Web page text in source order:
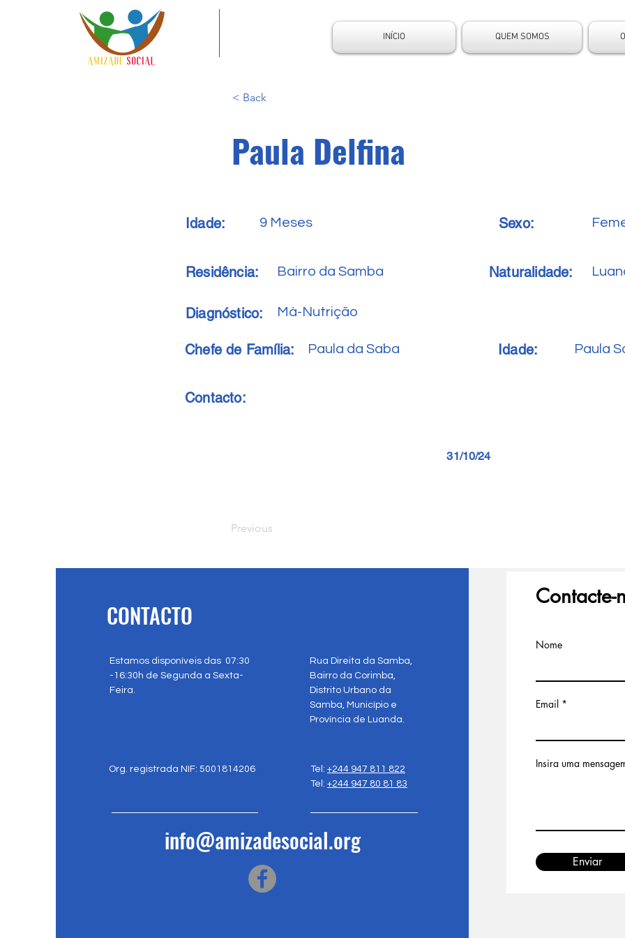
INÍCIO QUEM SOMOS
< Back
Paula Delfina
Idade: 9 Meses Sexo:
Residência: Bairro da Samba Naturalidade:
Diagnóstico: Má-Nutrição
Chefe de Família: Paula da Saba Idade: Paula
Contacto:
31/10/24
Previous
CONTACTO
Estamos disponíveis das 07:30
-16:30h de Segunda a Sexta-
Feira.
Rua Direita da Samba,
Bairro da Corimba,
Distrito Urbano da
Samba, Município e
Província de Luanda.
Org. registrada NIF: 5001814206 Tel: +244 947 811 822
Tel: +244 947 80 81 83
info@amizadesocial.org
Contacte-
Nome
Email
Insira uma
Enviar